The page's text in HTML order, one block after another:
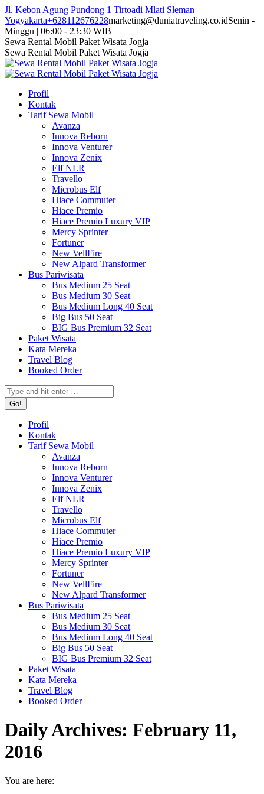
Skip
to
content
Jl. Kebon Agung Pundong 1 Tirtoadi Mlati Sleman
Yogyakarta+628112676228marketing@duniatraveling.co.idSenin -
Minggu | 06:00 - 23:30 WIB
Facebook
page
opens
in
window
Twitter
page
opens
in
window
Instagram
page
opens
in
window
YouTube
page
opens
in
window
Sewa Rental Mobil Paket Wisata Jogja
Sewa Rental Mobil Paket Wisata Jogja
Profil
Kontak
Tarif Sewa Mobil
Avanza
Innova Reborn
Innova Venturer
Innova Zenix
Elf NLR
Travello
Microbus Elf
Hiace Commuter
Hiace Premio
Hiace Premio Luxury VIP
Mercy Sprinter
Fortuner
New VellFire
New Alpard Transformer
Bus Pariwisata
Bus Medium 25 Seat
Bus Medium 30 Seat
Bus Medium Long 40 Seat
Big Bus 50 Seat
BIG Bus Premium 32 Seat
Paket Wisata
Kata Mereka
Travel Blog
Booked Order
Search:
Profil
Kontak
Tarif Sewa Mobil
Avanza
Innova Reborn
Innova Venturer
Innova Zenix
Elf NLR
Travello
Microbus Elf
Hiace Commuter
Hiace Premio
Hiace Premio Luxury VIP
Mercy Sprinter
Fortuner
New VellFire
New Alpard Transformer
Bus Pariwisata
Bus Medium 25 Seat
Bus Medium 30 Seat
Bus Medium Long 40 Seat
Big Bus 50 Seat
BIG Bus Premium 32 Seat
Paket Wisata
Kata Mereka
Travel Blog
Booked Order
Daily Archives: February 11,
2016
You are here: